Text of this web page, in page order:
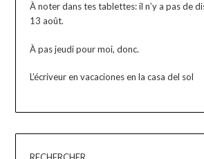
À noter dans tes tablettes: il n’y a pas de
13 août.
À pas jeudi pour moi, donc.
L’écriveur en vacaciones en la casa del sol
RECHERCHER